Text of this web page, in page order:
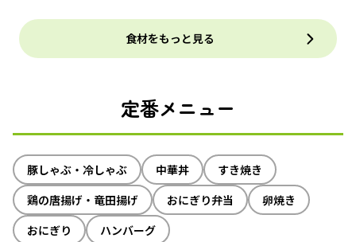
食材をもっと見る
定番メニュー
豚しゃぶ・冷しゃぶ 中華丼
すき焼き
鶏の唐揚げ・竜田揚げ
おにぎり弁当
卵焼き
おにぎり
ハンバーグ